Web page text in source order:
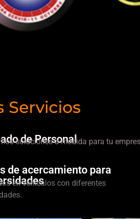
Servicios
de Personal
soluciones a medida para tu
de acercamiento para
en vehículos con diferentes